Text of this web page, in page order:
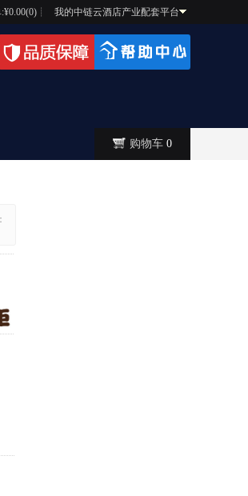
┊ 我的中链云酒店产业配套平台
购物车 0